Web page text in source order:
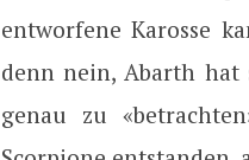
entworfene Karosse
denn nein, Abarth hat
genau zu